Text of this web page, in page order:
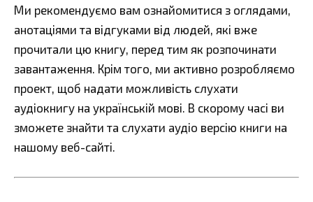
Ми рекомендуємо вам ознайомитися з оглядами,
анотаціями та відгуками від людей, які вже
прочитали цю книгу, перед тим як розпочинати
завантаження. Крім того, ми активно розробляємо
проект, щоб надати можливість слухати
аудіокнигу на українській мові. В скорому часі ви
зможете знайти та слухати аудіо версію книги на
нашому веб-сайті.